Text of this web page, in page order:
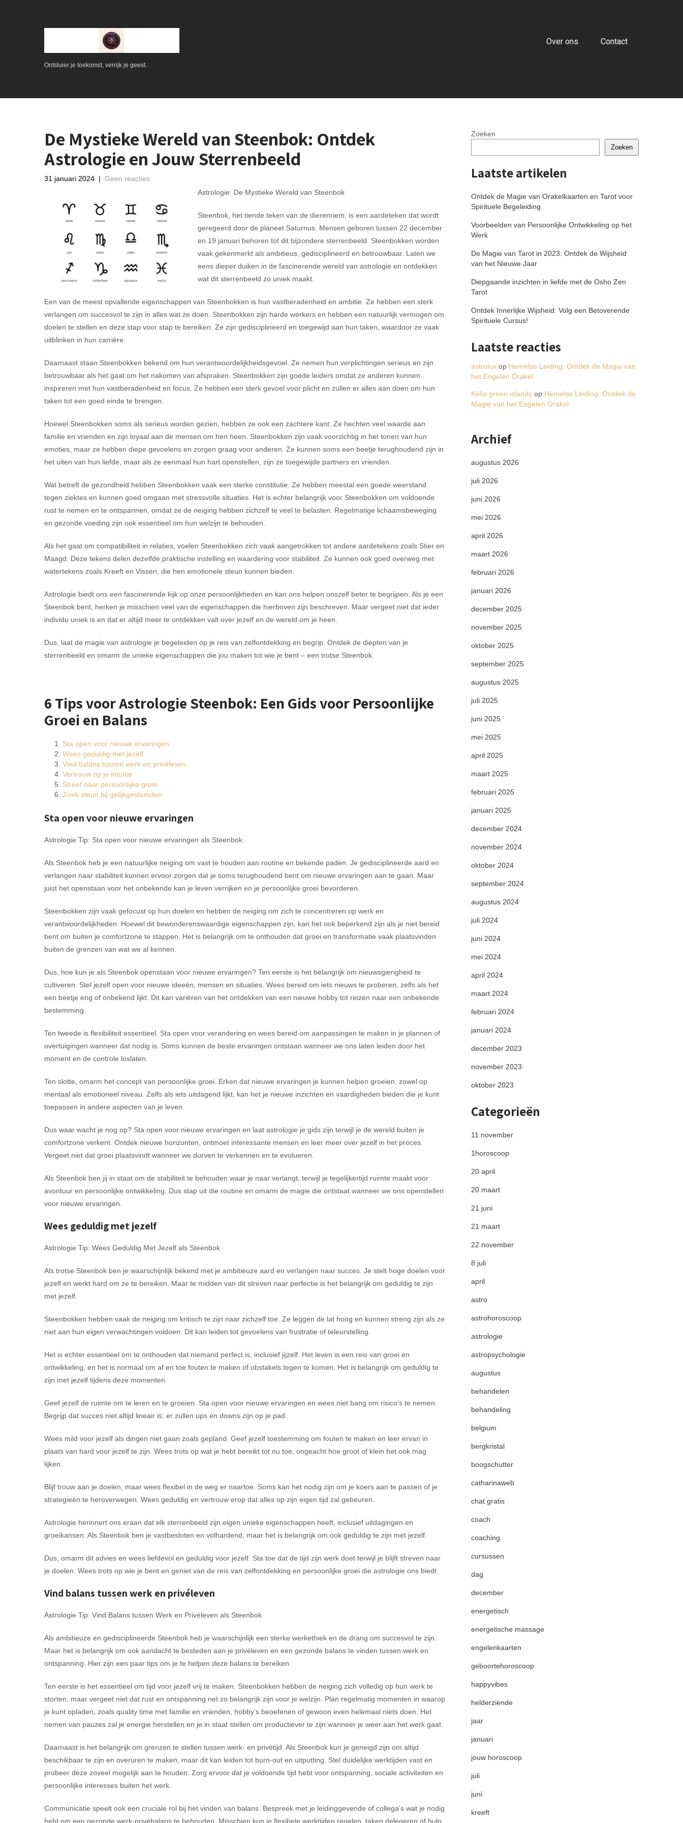
Ontsluier je toekomst, verrijk je geest.
Over ons Contact
De Mystieke Wereld van Steenbok: Ontdek
Astrologie en Jouw Sterrenbeeld
31 januari 2024 | Geen reacties
Astrologie: De Mystieke Wereld van Steenbok
Steenbok, het tiende teken van de dierenriem, is een aardeteken dat wordt
geregeerd door de planeet Saturnus. Mensen geboren tussen 22 december
en 19 januari behoren tot dit bijzondere sterrenbeeld. Steenbokken worden
vaak gekenmerkt als ambitieus, gedisciplineerd en betrouwbaar. Laten we
eens dieper duiken in de fascinerende wereld van astrologie en ontdekken
wat dit sterrenbeeld zo uniek maakt.
Een van de meest opvallende eigenschappen van Steenbokken is hun vastberadenheid en ambitie. Ze hebben een sterk
verlangen om succesvol te zijn in alles wat ze doen. Steenbokken zijn harde werkers en hebben een natuurlijk vermogen om
doelen te stellen en deze stap voor stap te bereiken. Ze zijn gedisciplineerd en toegewijd aan hun taken, waardoor ze vaak
uitblinken in hun carrière.
Daarnaast staan Steenbokken bekend om hun verantwoordelijkheidsgevoel. Ze nemen hun verplichtingen serieus en zijn
betrouwbaar als het gaat om het nakomen van afspraken. Steenbokken zijn goede leiders omdat ze anderen kunnen
inspireren met hun vastberadenheid en focus. Ze hebben een sterk gevoel voor plicht en zullen er alles aan doen om hun
taken tot een goed einde te brengen.
Hoewel Steenbokken soms als serieus worden gezien, hebben ze ook een zachtere kant. Ze hechten veel waarde aan
familie en vrienden en zijn loyaal aan de mensen om hen heen. Steenbokken zijn vaak voorzichtig in het tonen van hun
emoties, maar ze hebben diepe gevoelens en zorgen graag voor anderen. Ze kunnen soms een beetje terughoudend zijn in
het uiten van hun liefde, maar als ze eenmaal hun hart openstellen, zijn ze toegewijde partners en vrienden.
Wat betreft de gezondheid hebben Steenbokken vaak een sterke constitutie. Ze hebben meestal een goede weerstand
tegen ziektes en kunnen goed omgaan met stressvolle situaties. Het is echter belangrijk voor Steenbokken om voldoende
rust te nemen en te ontspannen, omdat ze de neiging hebben zichzelf te veel te belasten. Regelmatige lichaamsbeweging
en gezonde voeding zijn ook essentieel om hun welzijn te behouden.
Als het gaat om compatibiliteit in relaties, voelen Steenbokken zich vaak aangetrokken tot andere aardetekens zoals Stier en
Maagd. Deze tekens delen dezelfde praktische instelling en waardering voor stabiliteit. Ze kunnen ook goed overweg met
watertekens zoals Kreeft en Vissen, die hen emotionele steun kunnen bieden.
Astrologie biedt ons een fascinerende kijk op onze persoonlijkheden en kan ons helpen onszelf beter te begrijpen. Als je een
Steenbok bent, herken je misschien veel van de eigenschappen die hierboven zijn beschreven. Maar vergeet niet dat ieder
individu uniek is en dat er altijd meer te ontdekken valt over jezelf en de wereld om je heen.
Dus, laat de magie van astrologie je begeleiden op je reis van zelfontdekking en begrip. Ontdek de diepten van je
sterrenbeeld en omarm de unieke eigenschappen die jou maken tot wie je bent – een trotse Steenbok.
6 Tips voor Astrologie Steenbok: Een Gids voor Persoonlijke
Groei en Balans
Sta open voor nieuwe ervaringen
Wees geduldig met jezelf
Vind balans tussen werk en privéleven
Vertrouw op je intuïtie
Streef naar persoonlijke groei
Zoek steun bij gelijkgestemden
Sta open voor nieuwe ervaringen
Astrologie Tip: Sta open voor nieuwe ervaringen als Steenbok
Als Steenbok heb je een natuurlijke neiging om vast te houden aan routine en bekende paden. Je gedisciplineerde aard en
verlangen naar stabiliteit kunnen ervoor zorgen dat je soms terughoudend bent om nieuwe ervaringen aan te gaan. Maar
juist het openstaan voor het onbekende kan je leven verrijken en je persoonlijke groei bevorderen.
Steenbokken zijn vaak gefocust op hun doelen en hebben de neiging om zich te concentreren op werk en
verantwoordelijkheden. Hoewel dit bewonderenswaardige eigenschappen zijn, kan het ook beperkend zijn als je niet bereid
bent om buiten je comfortzone te stappen. Het is belangrijk om te onthouden dat groei en transformatie vaak plaatsvinden
buiten de grenzen van wat we al kennen.
Dus, hoe kun je als Steenbok openstaan voor nieuwe ervaringen? Ten eerste is het belangrijk om nieuwsgierigheid te
cultiveren. Stel jezelf open voor nieuwe ideeën, mensen en situaties. Wees bereid om iets nieuws te proberen, zelfs als het
een beetje eng of onbekend lijkt. Dit kan variëren van het ontdekken van een nieuwe hobby tot reizen naar een onbekende
bestemming.
Ten tweede is flexibiliteit essentieel. Sta open voor verandering en wees bereid om aanpassingen te maken in je plannen of
overtuigingen wanneer dat nodig is. Soms kunnen de beste ervaringen ontstaan wanneer we ons laten leiden door het
moment en de controle loslaten.
Ten slotte, omarm het concept van persoonlijke groei. Erken dat nieuwe ervaringen je kunnen helpen groeien, zowel op
mentaal als emotioneel niveau. Zelfs als iets uitdagend lijkt, kan het je nieuwe inzichten en vaardigheden bieden die je kunt
toepassen in andere aspecten van je leven.
Dus waar wacht je nog op? Sta open voor nieuwe ervaringen en laat astrologie je gids zijn terwijl je de wereld buiten je
comfortzone verkent. Ontdek nieuwe horizonten, ontmoet interessante mensen en leer meer over jezelf in het proces.
Vergeet niet dat groei plaatsvindt wanneer we durven te verkennen en te evolueren.
Als Steenbok ben jij in staat om de stabiliteit te behouden waar je naar verlangt, terwijl je tegelijkertijd ruimte maakt voor
avontuur en persoonlijke ontwikkeling. Dus stap uit die routine en omarm de magie die ontstaat wanneer we ons openstellen
voor nieuwe ervaringen.
Wees geduldig met jezelf
Astrologie Tip: Wees Geduldig Met Jezelf als Steenbok
Als trotse Steenbok ben je waarschijnlijk bekend met je ambitieuze aard en verlangen naar succes. Je stelt hoge doelen voor
jezelf en werkt hard om ze te bereiken. Maar te midden van dit streven naar perfectie is het belangrijk om geduldig te zijn
met jezelf.
Steenbokken hebben vaak de neiging om kritisch te zijn naar zichzelf toe. Ze leggen de lat hoog en kunnen streng zijn als ze
niet aan hun eigen verwachtingen voldoen. Dit kan leiden tot gevoelens van frustratie of teleurstelling.
Het is echter essentieel om te onthouden dat niemand perfect is, inclusief jijzelf. Het leven is een reis van groei en
ontwikkeling, en het is normaal om af en toe fouten te maken of obstakels tegen te komen. Het is belangrijk om geduldig te
zijn met jezelf tijdens deze momenten.
Geef jezelf de ruimte om te leren en te groeien. Sta open voor nieuwe ervaringen en wees niet bang om risico’s te nemen.
Begrijp dat succes niet altijd lineair is; er zullen ups en downs zijn op je pad.
Wees mild voor jezelf als dingen niet gaan zoals gepland. Geef jezelf toestemming om fouten te maken en leer ervan in
plaats van hard voor jezelf te zijn. Wees trots op wat je hebt bereikt tot nu toe, ongeacht hoe groot of klein het ook mag
lijken.
Blijf trouw aan je doelen, maar wees flexibel in de weg er naartoe. Soms kan het nodig zijn om je koers aan te passen of je
strategieën te heroverwegen. Wees geduldig en vertrouw erop dat alles op zijn eigen tijd zal gebeuren.
Astrologie herinnert ons eraan dat elk sterrenbeeld zijn eigen unieke eigenschappen heeft, inclusief uitdagingen en
groeikansen. Als Steenbok ben je vastbesloten en volhardend, maar het is belangrijk om ook geduldig te zijn met jezelf.
Dus, omarm dit advies en wees liefdevol en geduldig voor jezelf. Sta toe dat de tijd zijn werk doet terwijl je blijft streven naar
je doelen. Wees trots op wie je bent en geniet van de reis van zelfontdekking en persoonlijke groei die astrologie ons biedt.
Vind balans tussen werk en privéleven
Astrologie Tip: Vind Balans tussen Werk en Privéleven als Steenbok
Als ambitieuze en gedisciplineerde Steenbok heb je waarschijnlijk een sterke werkethiek en de drang om succesvol te zijn.
Maar het is belangrijk om ook aandacht te besteden aan je privéleven en een gezonde balans te vinden tussen werk en
ontspanning. Hier zijn een paar tips om je te helpen deze balans te bereiken.
Ten eerste is het essentieel om tijd voor jezelf vrij te maken. Steenbokken hebben de neiging zich volledig op hun werk te
storten, maar vergeet niet dat rust en ontspanning net zo belangrijk zijn voor je welzijn. Plan regelmatig momenten in waarop
je kunt opladen, zoals quality time met familie en vrienden, hobby’s beoefenen of gewoon even helemaal niets doen. Het
nemen van pauzes zal je energie herstellen en je in staat stellen om productiever te zijn wanneer je weer aan het werk gaat.
Daarnaast is het belangrijk om grenzen te stellen tussen werk- en privétijd. Als Steenbok kun je geneigd zijn om altijd
beschikbaar te zijn en overuren te maken, maar dit kan leiden tot burn-out en uitputting. Stel duidelijke werktijden vast en
probeer deze zoveel mogelijk aan te houden. Zorg ervoor dat je voldoende tijd hebt voor ontspanning, sociale activiteiten en
persoonlijke interesses buiten het werk.
Communicatie speelt ook een cruciale rol bij het vinden van balans. Bespreek met je leidinggevende of collega’s wat je nodig
hebt om een gezonde werk-privébalans te behouden. Misschien kun je flexibele werktijden regelen, taken delegeren of hulp
Zoeken
Zoeken
Laatste artikelen
Ontdek de Magie van Orakelkaarten en Tarot voor
Spirituele Begeleiding
Voorbeelden van Persoonlijke Ontwikkeling op het
Werk
De Magie van Tarot in 2023: Ontdek de Wijsheid
van het Nieuwe Jaar
Diepgaande inzichten in liefde met de Osho Zen
Tarot
Ontdek Innerlijke Wijsheid: Volg een Betoverende
Spirituele Cursus!
Laatste reacties
astrolux op Hemelse Leiding: Ontdek de Magie van
het Engelen Orakel
Kélia green islands op Hemelse Leiding: Ontdek de
Magie van het Engelen Orakel
Archief
augustus 2026
juli 2026
juni 2026
mei 2026
april 2026
maart 2026
februari 2026
januari 2026
december 2025
november 2025
oktober 2025
september 2025
augustus 2025
juli 2025
juni 2025
mei 2025
april 2025
maart 2025
februari 2025
januari 2025
december 2024
november 2024
oktober 2024
september 2024
augustus 2024
juli 2024
juni 2024
mei 2024
april 2024
maart 2024
februari 2024
januari 2024
december 2023
november 2023
oktober 2023
Categorieën
11 november
1horoscoop
20 april
20 maart
21 juni
21 maart
22 november
8 juli
april
astro
astrohoroscoop
astrologie
astropsychologie
augustus
behandelen
behandeling
belgium
bergkristal
boogschutter
catharinaweb
chat gratis
coach
coaching
cursussen
dag
december
energetisch
energetische massage
engelenkaarten
geboortehoroscoop
happyvibes
helderziende
jaar
januari
jouw horoscoop
juli
juni
kreeft